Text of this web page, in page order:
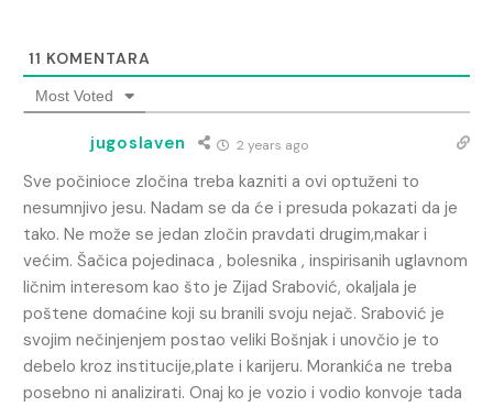
11 KOMENTARA
Most Voted
jugoslaven 2 years ago
Sve počinioce zločina treba kazniti a ovi optuženi to
nesumnjivo jesu. Nadam se da će i presuda pokazati da je
tako. Ne može se jedan zločin pravdati drugim,makar i
većim. Šačica pojedinaca , bolesnika , inspirisanih uglavnom
ličnim interesom kao što je Zijad Srabović, okaljala je
poštene domaćine koji su branili svoju nejač. Srabović je
svojim nečinjenjem postao veliki Bošnjak i unovčio je to
debelo kroz institucije,plate i karijeru. Morankića ne treba
posebno ni analizirati. Onaj ko je vozio i vodio konvoje tada